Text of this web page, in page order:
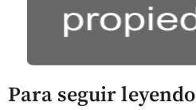
Para seguir leyendo